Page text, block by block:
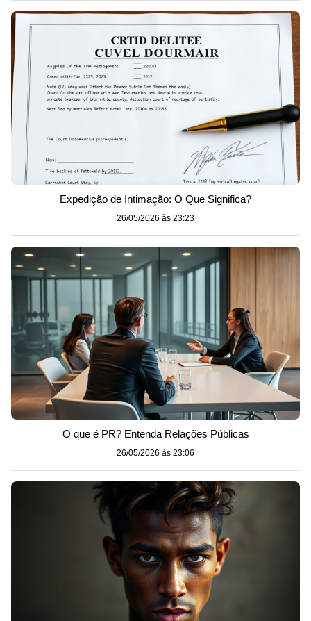
Expedição de Intimação: O Que Significa?
26/05/2026 às 23:23
O que é PR? Entenda Relações Públicas
26/05/2026 às 23:06